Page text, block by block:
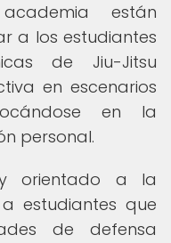
están
a los estudiantes
de Jiu-Jitsu
en escenarios
en la
personal.
orientado a la
estudiantes que
de defensa